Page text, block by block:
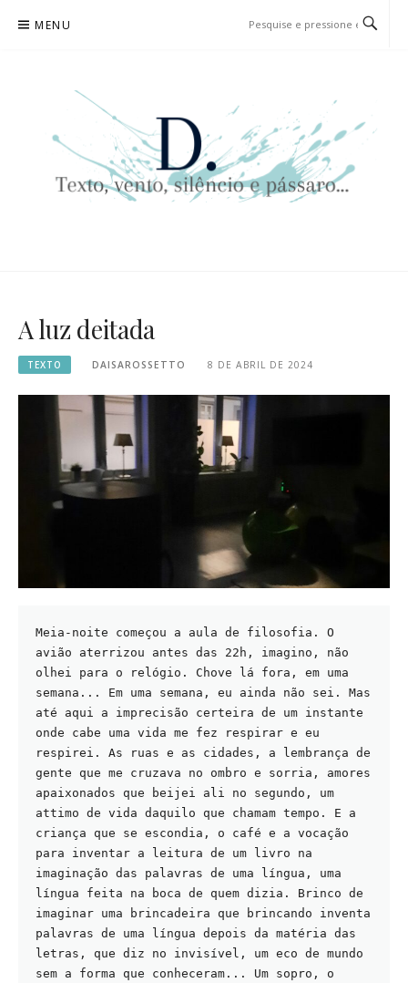
para MENU
A luz deitada
TEXTO DAISAROSSETTO 8 DE ABRIL DE 2024
Meia-noite começou a aula de filosofia. O
avião aterrizou antes das 22h, imagino, não
olhei para o relógio. Chove lá fora, em uma
semana... Em uma semana, eu ainda não sei. Mas
até aqui a imprecisão certeira de um instante
onde cabe uma vida me fez respirar e eu
respirei. As ruas e as cidades, a lembrança de
gente que me cruzava no ombro e sorria, amores
apaixonados que beijei ali no segundo, um
attimo de vida daquilo que chamam tempo. E a
criança que se escondia, o café e a vocação
para inventar a leitura de um livro na
imaginação das palavras de uma língua, uma
língua feita na boca de quem dizia. Brinco de
imaginar uma brincadeira que brincando inventa
palavras de uma língua depois da matéria das
letras, que diz no invisível, um eco de mundo
sem a forma que conheceram... Um sopro, o